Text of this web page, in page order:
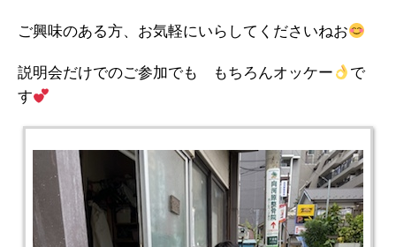
ご興味のある方、お気軽にいらしてくださいねお
説明会だけでのご参加でも もちろんオッケー
で
す